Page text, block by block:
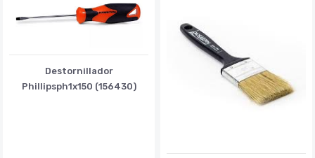
Destornillador
Phillipsph1x150 (156430)